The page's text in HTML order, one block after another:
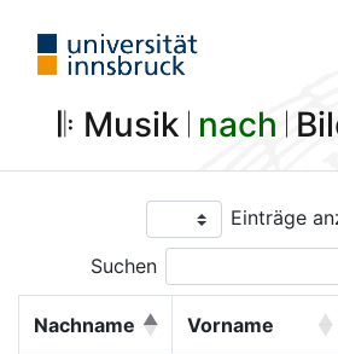
𝄆 Musik 𝄀 nach 𝄀
Einträge
Suchen
Nachname Vorname